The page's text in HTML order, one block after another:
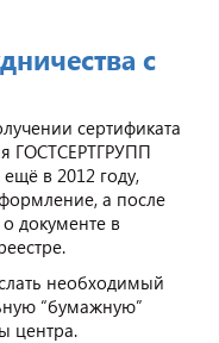
с
сертификата
ГОСТСЕРТГРУПП
в 2012 году,
а после
документе в
необходимый
“бумажную”
центра.